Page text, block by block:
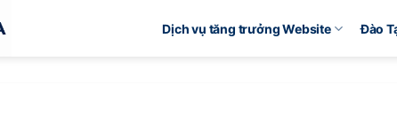
Dịch vụ tăng trưởng Website Đào